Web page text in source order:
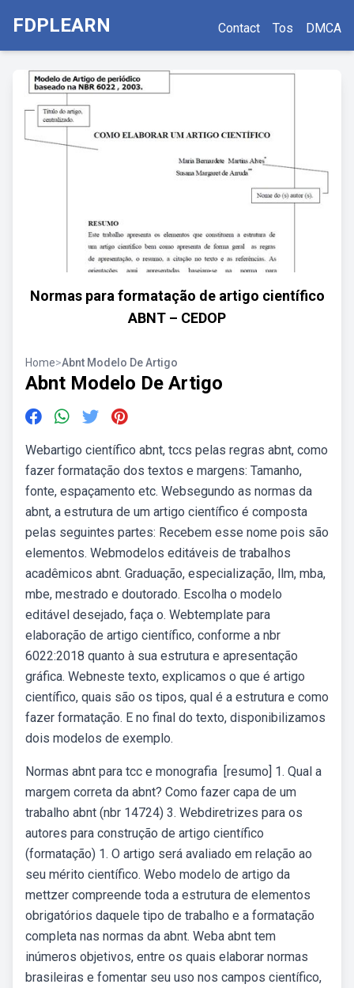
FDPLEARN Contact Tos DMCA
Normas para formatação de artigo científico
ABNT – CEDOP
Home>Abnt Modelo De Artigo
Abnt Modelo De Artigo
Webartigo científico abnt, tccs pelas regras abnt, como
fazer formatação dos textos e margens: Tamanho,
fonte, espaçamento etc. Websegundo as normas da
abnt, a estrutura de um artigo científico é composta
pelas seguintes partes: Recebem esse nome pois são
elementos. Webmodelos editáveis de trabalhos
acadêmicos abnt. Graduação, especialização, llm, mba,
mbe, mestrado e doutorado. Escolha o modelo
editável desejado, faça o. Webtemplate para
elaboração de artigo científico, conforme a nbr
6022:2018 quanto à sua estrutura e apresentação
gráfica. Webneste texto, explicamos o que é artigo
científico, quais são os tipos, qual é a estrutura e como
fazer formatação. E no final do texto, disponibilizamos
dois modelos de exemplo.
Normas abnt para tcc e monografia ️ [resumo] 1. Qual a
margem correta da abnt? Como fazer capa de um
trabalho abnt (nbr 14724) 3. Webdiretrizes para os
autores para construção de artigo científico
(formatação) 1. O artigo será avaliado em relação ao
seu mérito científico. Webo modelo de artigo da
mettzer compreende toda a estrutura de elementos
obrigatórios daquele tipo de trabalho e a formatação
completa nas normas da abnt. Weba abnt tem
inúmeros objetivos, entre os quais elaborar normas
brasileiras e fomentar seu uso nos campos científico,